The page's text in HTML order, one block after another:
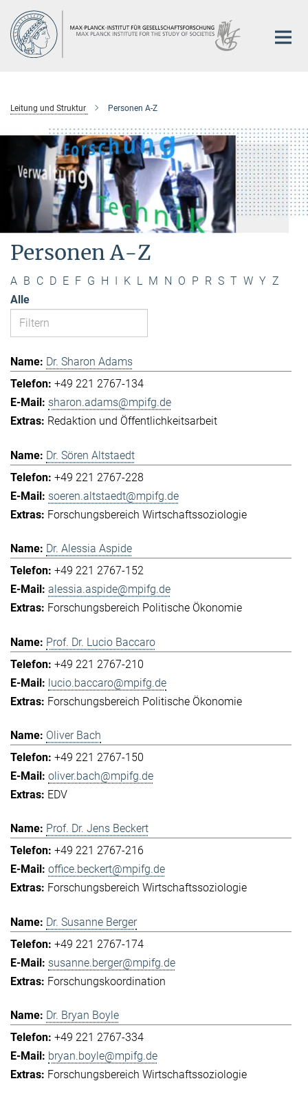
Hauptinhalt
Leitung und Struktur Personen A-Z
Personen A-Z
A B C D E F G H I K L M N O P R S T W Y Z
Alle
Dr. Sharon Adams
+49 221 2767-134
sharon.adams@mpifg.de
Redaktion und Öffentlichkeitsarbeit
Dr. Sören Altstaedt
+49 221 2767-228
soeren.altstaedt@mpifg.de
Forschungsbereich Wirtschaftssoziologie
Dr. Alessia Aspide
+49 221 2767-152
alessia.aspide@mpifg.de
Forschungsbereich Politische Ökonomie
Prof. Dr. Lucio Baccaro
+49 221 2767-210
lucio.baccaro@mpifg.de
Forschungsbereich Politische Ökonomie
Oliver Bach
+49 221 2767-150
oliver.bach@mpifg.de
EDV
Prof. Dr. Jens Beckert
+49 221 2767-216
office.beckert@mpifg.de
Forschungsbereich Wirtschaftssoziologie
Dr. Susanne Berger
+49 221 2767-174
susanne.berger@mpifg.de
Forschungskoordination
Dr. Bryan Boyle
+49 221 2767-334
bryan.boyle@mpifg.de
Forschungsbereich Wirtschaftssoziologie